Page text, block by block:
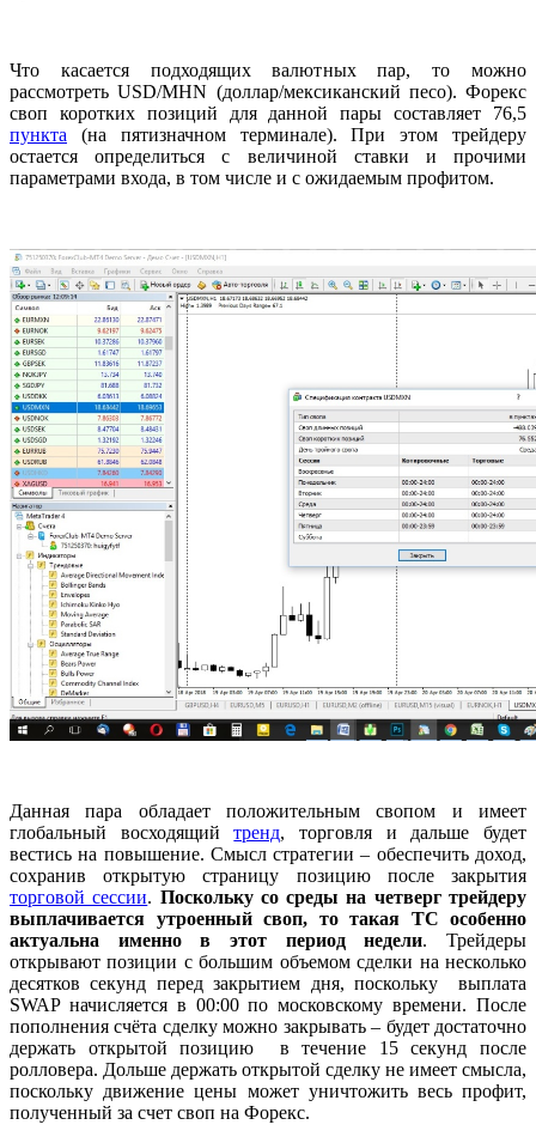
Что касается подходящих валютных пар, то можно
рассмотреть USD/MHN (доллар/мексиканский песо). Форекс
своп коротких позиций для данной пары составляет 76,5
пункта (на пятизначном терминале). При этом трейдеру
остается определиться с величиной ставки и прочими
параметрами входа, в том числе и с ожидаемым профитом.
Данная пара обладает положительным свопом и имеет
глобальный восходящийтренд, торговля и дальше будет
вестись на повышение. Смысл стратегии – обеспечить доход,
сохранив открытую страницу позицию после закрытия
торговой сессии. Поскольку со среды на четверг трейдеру
выплачивается утроенный своп, то такая ТС особенно
актуальна именно в этот период недели. Трейдеры
открывают позиции с большим объемом сделки на несколько
десятков секунд перед закрытием дня, поскольку выплата
SWAP начисляется в 00:00 по московскому времени. После
пополнения счёта сделку можно закрывать – будет достаточно
держать открытой позицию в течение 15 секунд после
ролловера. Дольше держать открытой сделку не имеет смысла,
поскольку движение цены может уничтожить весь профит,
полученный за счет своп на Форекс.